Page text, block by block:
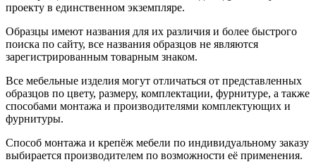
проекту в единственном экземпляре.
Образцы имеют названия для их различия и более быстрого
поиска по сайту, все названия образцов не являются
зарегистрированным товарным знаком.
Все мебельные изделия могут отличаться от представленных
образцов по цвету, размеру, комплектации, фурнитуре, а также
способами монтажа и производителями комплектующих и
фурнитуры.
Способ монтажа и крепёж мебели по индивидуальному заказу
выбирается производителем по возможности её применения.